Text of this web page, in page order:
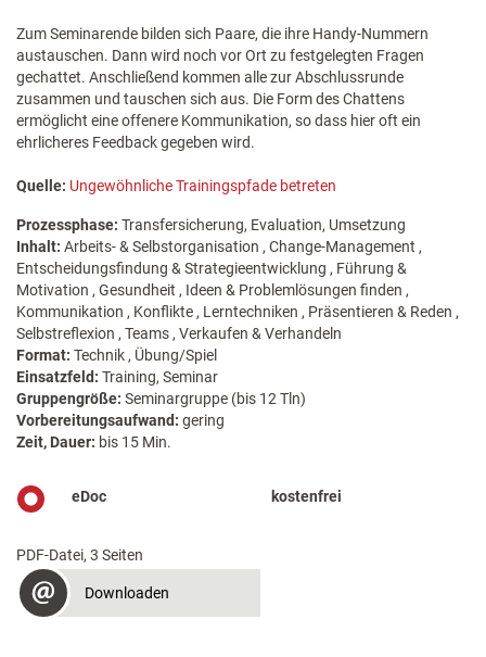
Zum Seminarende bilden sich Paare, die ihre Handy-Nummern
austauschen. Dann wird noch vor Ort zu festgelegten Fragen
gechattet. Anschließend kommen alle zur Abschlussrunde
zusammen und tauschen sich aus. Die Form des Chattens
ermöglicht eine offenere Kommunikation, so dass hier oft ein
ehrlicheres Feedback gegeben wird.
Quelle: Ungewöhnliche Trainingspfade betreten
Prozessphase: Transfersicherung, Evaluation, Umsetzung
Inhalt: Arbeits- & Selbstorganisation , Change-Management ,
Entscheidungsfindung & Strategieentwicklung , Führung &
Motivation , Gesundheit , Ideen & Problemlösungen finden ,
Kommunikation , Konflikte , Lerntechniken , Präsentieren & Reden ,
Selbstreflexion , Teams , Verkaufen & Verhandeln
Format: Technik , Übung/Spiel
Einsatzfeld: Training, Seminar
Gruppengröße: Seminargruppe (bis 12 Tln)
Vorbereitungsaufwand: gering
Zeit, Dauer: bis 15 Min.
eDoc kostenfrei
PDF-Datei, 3 Seiten
Downloaden